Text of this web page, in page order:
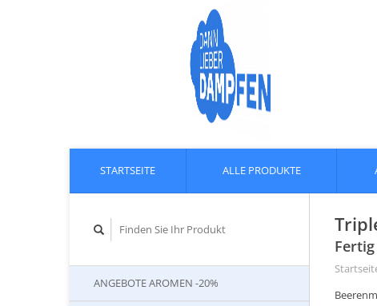
STARTSEITE ALLE PRODUKTE
ANGEBOTE AROMEN -20%